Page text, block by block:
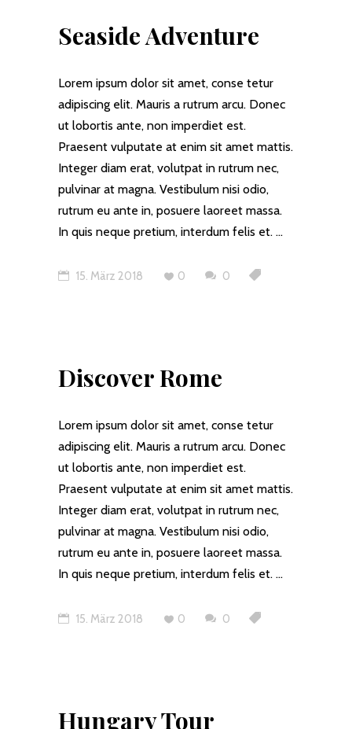
Seaside Adventure
Lorem ipsum dolor sit amet, conse tetur
adipiscing elit. Mauris a rutrum arcu. Donec
ut lobortis ante, non imperdiet est.
Praesent vulputate at enim sit amet mattis.
Integer diam erat, volutpat in rutrum nec,
pulvinar at magna. Vestibulum nisi odio,
rutrum eu ante in, posuere laoreet massa.
In quis neque pretium, interdum felis et.
15. März 2018 0 0
Discover Rome
Lorem ipsum dolor sit amet, conse tetur
adipiscing elit. Mauris a rutrum arcu. Donec
ut lobortis ante, non imperdiet est.
Praesent vulputate at enim sit amet mattis.
Integer diam erat, volutpat in rutrum nec,
pulvinar at magna. Vestibulum nisi odio,
rutrum eu ante in, posuere laoreet massa.
In quis neque pretium, interdum felis et.
15. März 2018 0 0
Hungary Tour